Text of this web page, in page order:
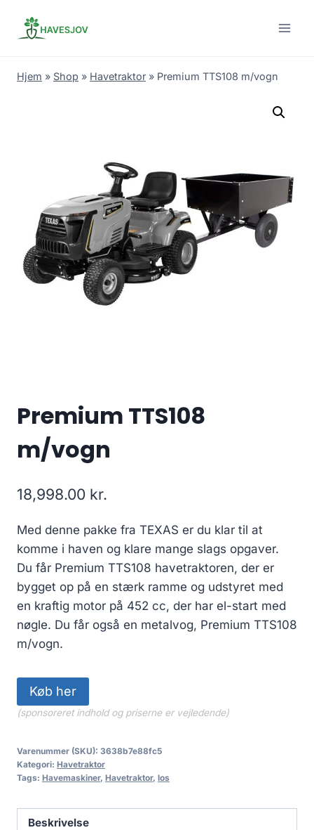
Hjem » Shop » Havetraktor » Premium TTS108 m/vogn
Premium TTS108
m/vogn
18,998.00 kr.
Med denne pakke fra TEXAS er du klar til at
komme i haven og klare mange slags opgaver.
Du får Premium TTS108 havetraktoren, der er
bygget op på en stærk ramme og udstyret med
en kraftig motor på 452 cc, der har el-start med
nøgle. Du får også en metalvog, Premium TTS108
m/vogn.
Køb her
(sponsoreret indhold og priserne er vejledende)
Varenummer (SKU): 3638b7e88fc5
Kategori: Havetraktor
Tags: Havemaskiner, Havetraktor, los
Beskrivelse